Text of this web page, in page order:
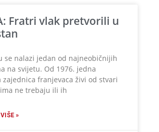
Fratri vlak pretvorili u
se nalazi jedan od najneobičnijih
na svijetu. Od 1976. jedna
zajednica franjevaca živi od stvari
ne trebaju ili ih
»